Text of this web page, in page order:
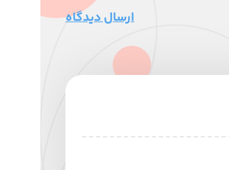
ارسال دیدگاه